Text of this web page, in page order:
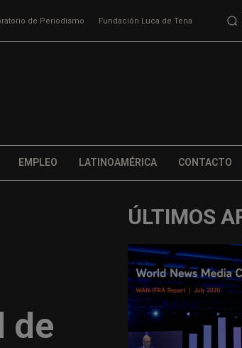
de Periodismo Fundación Luca de Tena
EMPLEO LATINOAMÉRICA CONTACTO
de
ÚLTIMOS